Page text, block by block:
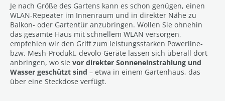
Je nach Größe des Gartens kann es schon genügen, einen
WLAN-Repeater im Innenraum und in direkter Nähe zu
Balkon- oder Gartentür anzubringen. Wollen Sie ohnehin
das gesamte Haus mit schnellem WLAN versorgen,
empfehlen wir den Griff zum leistungsstarken Powerline-
bzw. Mesh-Produkt. devolo-Geräte lassen sich überall dort
anbringen, wo sie vor direkter Sonneneinstrahlung und
Wasser geschützt sind – etwa in einem Gartenhaus, das
über eine Steckdose verfügt.